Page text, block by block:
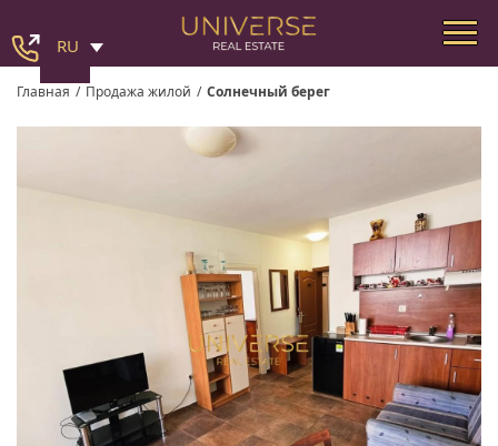
RU
Главная / Продажа жилой / Солнечный берег